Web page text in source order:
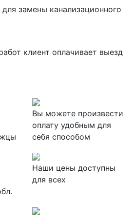
замены канализационного
клиент оплачивает выезд
Вы можете произвести
оплату удобным для
себя способом
Наши цены доступны
для всех